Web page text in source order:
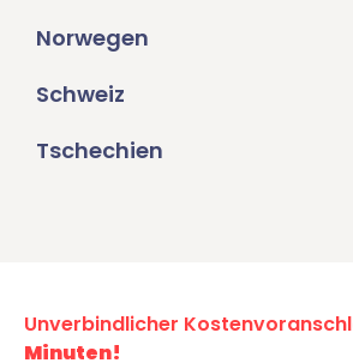
Norwegen
Schweiz
Tschechien
Unverbindlicher
Minuten!